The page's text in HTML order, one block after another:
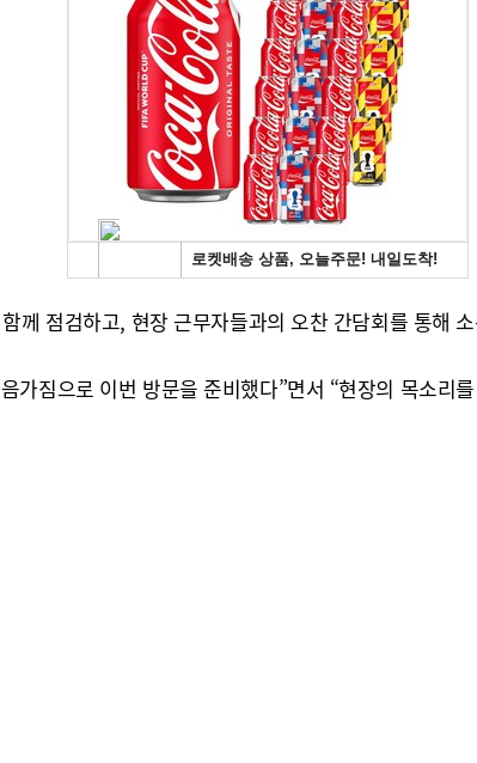
께 점검하고, 현장 근무자들과의 오찬 간담회를 통해
가짐으로 이번 방문을 준비했다”면서 “현장의 목소리